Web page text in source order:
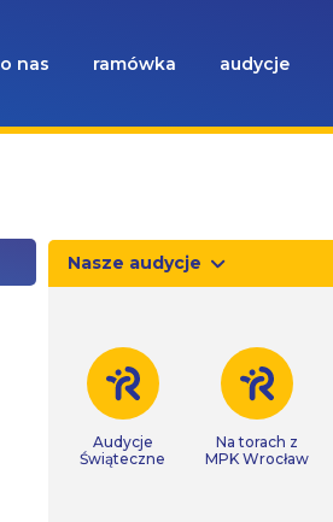
o nas ramówka audycje
Nasze audycje
Audycje
Świąteczne
Na torach z
MPK Wrocław